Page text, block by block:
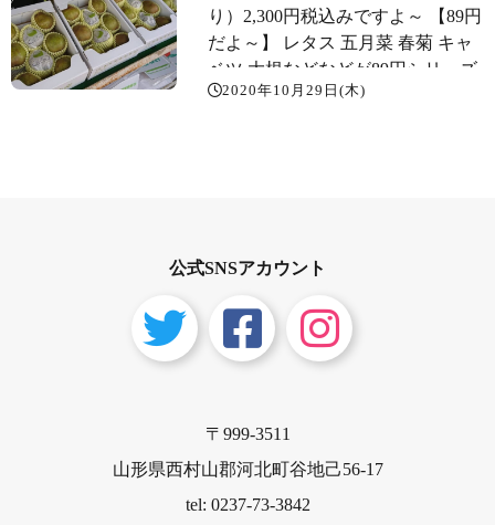
り）2,300円税込みですよ～ 【89円
だよ～️】 レタス 五月菜 春菊 キャ
ベツ 大根などなどが89円シリーズ️
2020年10月29日(木)
公式SNSアカウント
〒999-3511
山形県西村山郡河北町谷地己56-17
tel: 0237-73-3842